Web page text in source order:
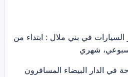
السيارات في بني ملال : ابتداء من
في الدار البيضاء المسافرون